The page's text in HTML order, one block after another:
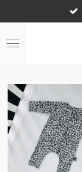
direct
naar
de